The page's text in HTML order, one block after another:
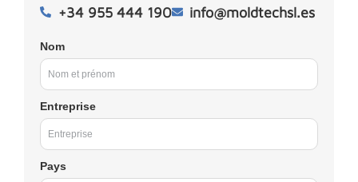
+34 955 444 190 info@moldtechsl.es
Nom
Entreprise
Pays